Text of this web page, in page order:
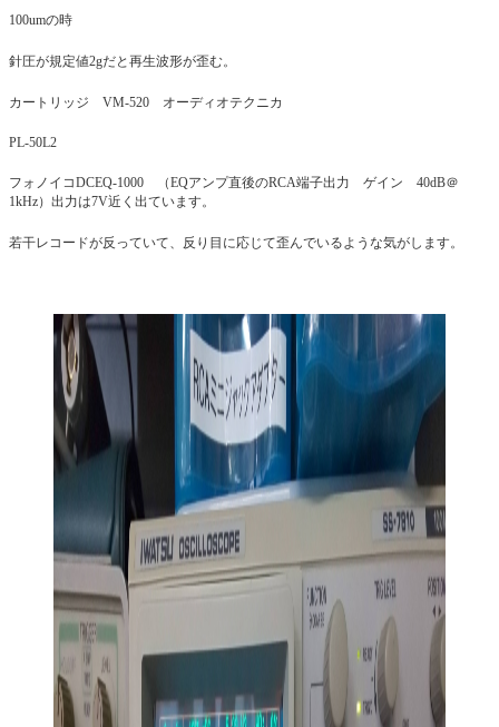
100umの時
針圧が規定値2gだと再生波形が歪む。
カートリッジ VM-520 オーディオテクニカ
PL-50L2
フォノイコDCEQ-1000 （EQアンプ直後のRCA端子出力 ゲイン 40dB＠
1kHz）出力は7V近く出ています。
若干レコードが反っていて、反り目に応じて歪んでいるような気がします。